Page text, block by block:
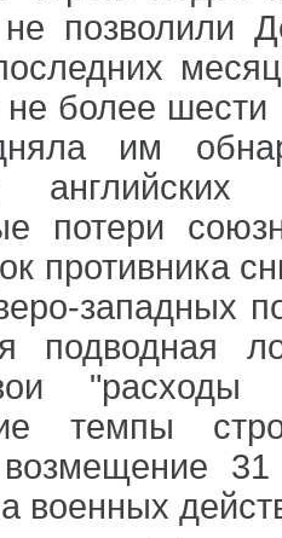
позволили
не более
им
потери
противника
западных
подводная
темпы
возмещение
военных